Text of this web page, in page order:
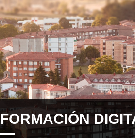
FORMACIÓN